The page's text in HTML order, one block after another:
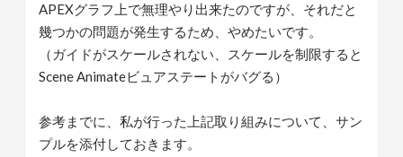
APEXグラフ上で無理やり出来たのですが、それだと
幾つかの問題が発生するため、やめたいです。
（ガイドがスケールされない、スケールを制限すると
Scene Animateビュアステートがバグる）
参考までに、私が行った上記取り組みについて、サン
プルを添付しておきます。